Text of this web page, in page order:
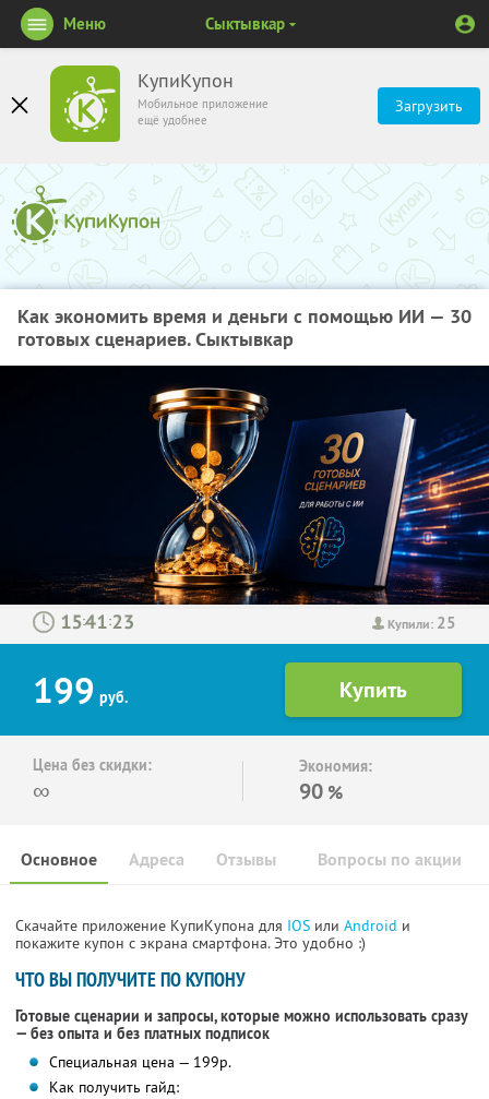
КупиКупон
Мобильное приложение
ещё удобнее
Загрузить
Меню Сыктывкар
Как экономить время и деньги с помощью ИИ — 30
готовых сценариев. Сыктывкар
Купили: 25
: :
199 руб.
Цена без скидки:
∞
Экономия:
90 %
Основное Отзывы Вопросы по акции
Адреса
Скачайте приложение КупиКупона для IOS или Android и
покажите купон с экрана смартфона. Это удобно :)
ЧТО ВЫ ПОЛУЧИТЕ ПО КУПОНУ
Готовые сценарии и запросы, которые можно использовать сразу
— без опыта и без платных подписок
Специальная цена — 199р.
Как получить гайд: